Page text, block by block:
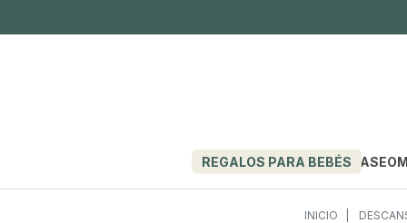
REGALOS PARA BEBÉS PASEO
INICIO